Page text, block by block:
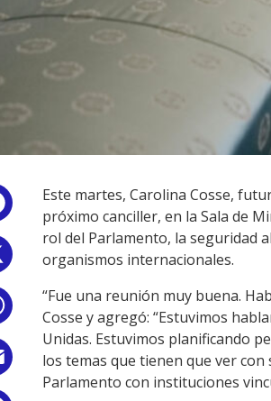
Facebook
WhatsApp
Email
Este martes, Carolina Cosse,
próximo canciller, en la Sala de
rol del Parlamento, la seguridad
organismos internacionales.
“Fue una reunión muy buena.
Cosse y agregó: “Estuvimos
Unidas. Estuvimos planificando
los temas que tienen que ver
Parlamento con instituciones